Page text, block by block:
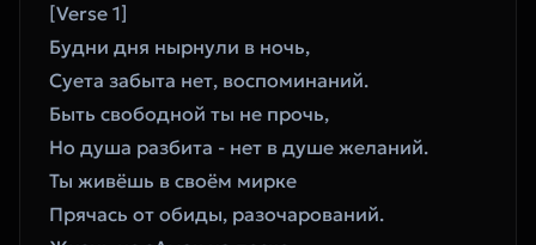
[Verse 1]
Будни дня нырнули в ночь,
Суета забыта нет, воспоминаний.
Быть свободной ты не прочь,
Но душа разбита - нет в душе желаний.
Ты живёшь в своём мирке
Прячась от обиды, разочарований.